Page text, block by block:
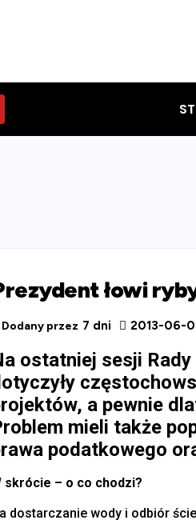
pasek
łowi
Dodany przez 7 dni 2013-06-
ostatniej sesji Rady
a pewnie
mieli także
podatkowego
skrócie – o co chodzi?
dostarczanie wody i odbiór